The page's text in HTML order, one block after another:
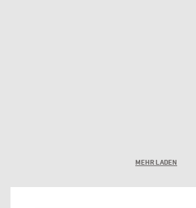
MEHR LADEN